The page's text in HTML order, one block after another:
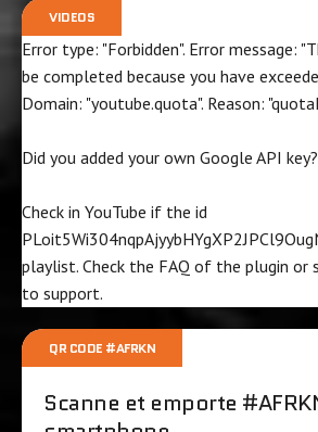
VIDEOS
Error type: "Forbidden". Error message:
be completed because you have
Domain: "youtube.quota". Reason:
Did you added your own Google API
Check in YouTube if the id
playlist. Check the FAQ of the plugin or
to support.
QR CODE #AFRKN
Scanne et emporte